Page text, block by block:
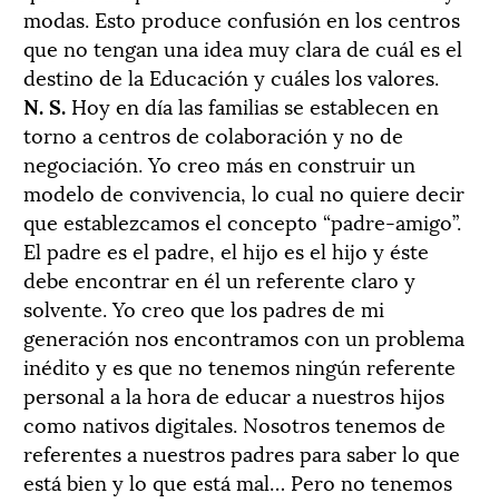
modas. Esto produce confusión en los centros
que no tengan una idea muy clara de cuál es el
destino de la Educación y cuáles los valores.
N. S. Hoy en día las familias se establecen en
torno a centros de colaboración y no de
negociación. Yo creo más en construir un
modelo de convivencia, lo cual no quiere decir
que establezcamos el concepto “padre-amigo”.
El padre es el padre, el hijo es el hijo y éste
debe encontrar en él un referente claro y
solvente. Yo creo que los padres de mi
generación nos encontramos con un problema
inédito y es que no tenemos ningún referente
personal a la hora de educar a nuestros hijos
como nativos digitales. Nosotros tenemos de
referentes a nuestros padres para saber lo que
está bien y lo que está mal… Pero no tenemos